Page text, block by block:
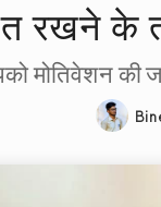
रखने
मोतिवेशन की